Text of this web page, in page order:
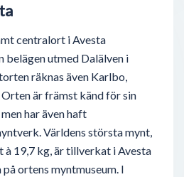
centralort i Avesta
belägen utmed Dalälven i
räknas även Karlbo,
är främst känd för sin
har även haft
Världens största mynt,
19,7 kg, är tillverkat i Avesta
ortens myntmuseum. I